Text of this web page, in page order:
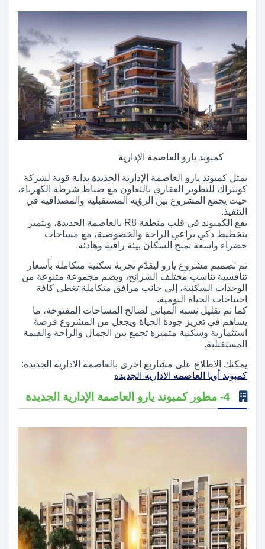
كمبوند يارو العاصمة الإدارية
يمثل كمبوند يارو العاصمة الإدارية الجديدة بداية قوية لشركة
كونتراك للتطوير العقاري بالتعاون مع ضباط شرطة الكهرباء،
حيث يجمع المشروع بين الرؤية المستقبلية والمصداقية في
التنفيذ.
يقع الكمبوند في قلب منطقة R8 بالعاصمة الجديدة، ويتميز
بتخطيط ذكي يراعي الراحة والخصوصية، مع مساحات
خضراء واسعة تمنح السكان بيئة راقية وهادئة.
تم تصميم مشروع يارو ليقدّم تجربة سكنية متكاملة بأسعار
تنافسية تناسب مختلف الشرائح، ويضم مجموعة متنوعة من
الوحدات السكنية، إلى جانب مرافق متكاملة تغطي كافة
احتياجات الحياة اليومية.
كما تم تقليل نسبة المباني لصالح المساحات المفتوحة، ما
يساهم في تعزيز جودة الحياة ويجعل من المشروع فرصة
استثمارية وسكنية متميزة تجمع بين الجمال والراحة والقيمة
المستقبلية.
يمكنك الاطلاع على مشاريع اخرى بالعاصمة الادارية الجديدة:
كمبوند أويا العاصمة الادارية الجديدة